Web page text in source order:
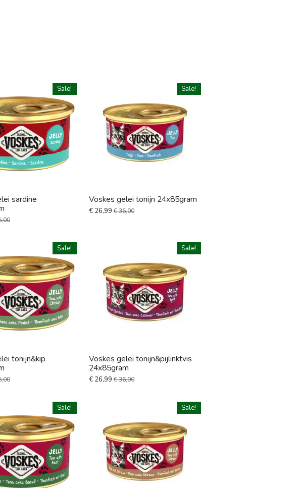
Sale!
sardine
Sale!
Voskes gelei tonijn 24x85gram
€ 26,99 € 36,00
Sale!
tonijn&kip
Sale!
Voskes gelei tonijn&pijlinktvis
24x85gram
€ 26,99 € 36,00
Sale! Sale!